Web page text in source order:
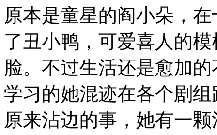
原本是童星的阎小朵，
了丑小鸭，可爱喜人的
脸。不过生活还是愈加
学习的她混迹在各个剧
原来沾边的事，她有一